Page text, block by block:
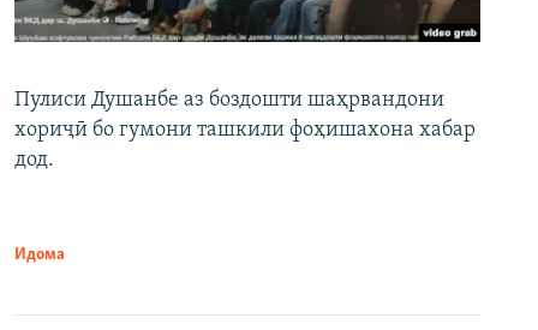
Пулиси Душанбе аз боздошти шаҳрвандони
хориҷӣ бо гумони ташкили фоҳишахона хабар
дод.
Идома